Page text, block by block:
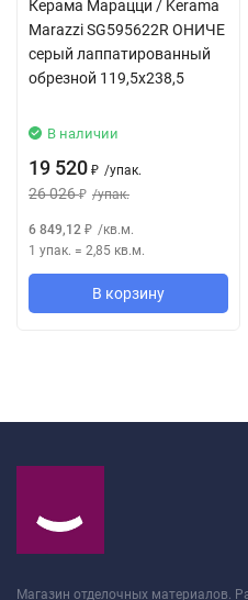
Керама Марацци / Kerama
Marazzi SG595622R ОНИЧЕ
серый лаппатированный
обрезной 119,5x238,5
В наличии
19 520 ₽ /упак.
26 026 ₽ /упак.
6 849,12 ₽ /кв.м.
1 упак. = 2,85 кв.м.
В корзину
Магазин отделочных материалов.